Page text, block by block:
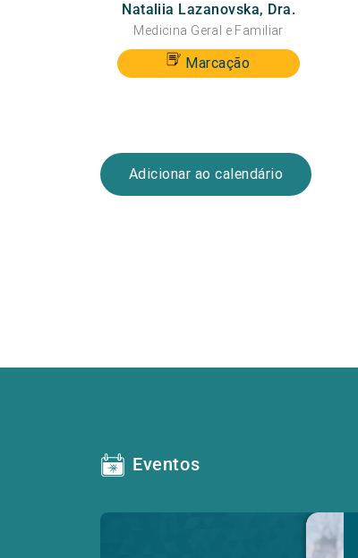
Nataliia Lazanovska, Dra.
Medicina Geral e Familiar
Marcação
Adicionar ao calendário
Eventos